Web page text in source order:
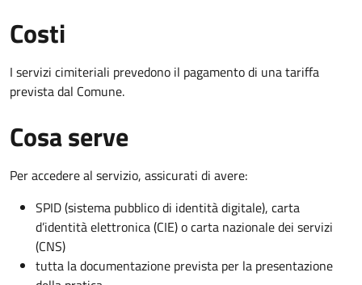
Costi
I servizi cimiteriali prevedono il pagamento di una tariffa
prevista dal Comune.
Cosa serve
Per accedere al servizio, assicurati di avere:
SPID (sistema pubblico di identità digitale), carta
d’identità elettronica (CIE) o carta nazionale dei servizi
(CNS)
tutta la documentazione prevista per la presentazione